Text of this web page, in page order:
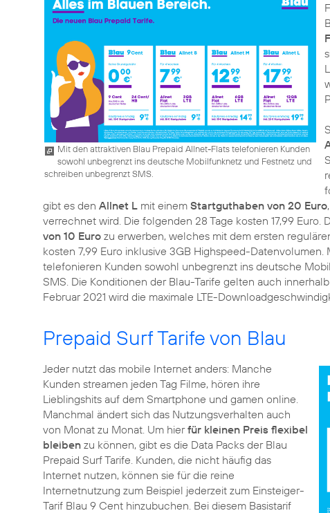
Mit den attraktiven Blau Prepaid Allnet-Flats telefonieren Kunden
sowohl unbegrenzt ins deutsche Mobilfunknetz und Festnetz und
schreiben unbegrenzt SMS.
gibt es den Allnet L mit einem Startguthaben von 20 Euro
verrechnet wird. Die folgenden 28 Tage kosten 17,99 Euro.
von 10 Euro zu erwerben, welches mit dem ersten
kosten 7,99 Euro inklusive 3GB Highspeed-Datenvolumen.
telefonieren Kunden sowohl unbegrenzt ins deutsche
SMS. Die Konditionen der Blau-Tarife gelten auch
Februar 2021 wird die maximale LTE-
Prepaid Surf Tarife von Blau
Jeder nutzt das mobile Internet anders: Manche
Kunden streamen jeden Tag Filme, hören ihre
Lieblingshits auf dem Smartphone und gamen online.
Manchmal ändert sich das Nutzungsverhalten auch
von Monat zu Monat. Um hierfür kleinen Preis flexibel
bleiben zu können, gibt es die Data Packs der Blau
Prepaid Surf Tarife. Kunden, die nicht häufig das
Internet nutzen, können sie für die reine
Internetnutzung zum Beispiel jederzeit zum Einsteiger-
Tarif Blau 9 Cent hinzubuchen. Bei diesem Basistarif